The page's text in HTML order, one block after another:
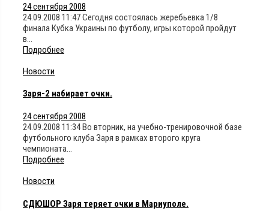
24 сентября 2008
24.09.2008 11:47 Сегодня состоялась жеребьевка 1/8
финала Кубка Украины по футболу, игры которой пройдут
в…
Подробнее
Новости
Заря-2 набирает очки.
24 сентября 2008
24.09.2008 11:34 Во вторник, на учебно-тренировочной базе
футбольного клуба Заря в рамках второго круга
чемпионата…
Подробнее
Новости
СДЮШОР Заря теряет очки в Мариуполе.